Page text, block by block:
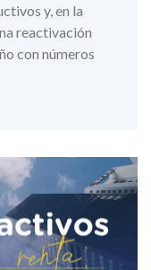
y, en la
reactivación
con números